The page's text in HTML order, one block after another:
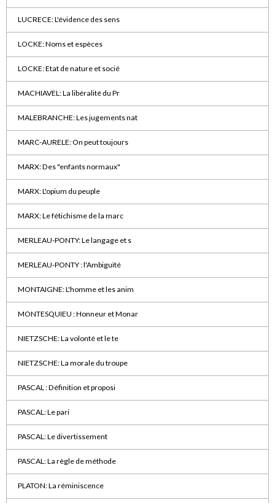
LUCRECE: L'évidence des sens
LOCKE: Noms et espèces
LOCKE: Etat de nature et socié
MACHIAVEL: La libéralité du Pr
MALEBRANCHE: Les jugements nat
MARC-AURELE: On peut toujours
MARX: Des "enfants normaux"
MARX: L'opium du peuple
MARX: Le fétichisme de la marc
MERLEAU-PONTY: Le langage et s
MERLEAU-PONTY : l'Ambiguïté
MONTAIGNE: L'homme et les anim
MONTESQUIEU : Honneur et Monar
NIETZSCHE: La volonté et le te
NIETZSCHE: La morale du troupe
PASCAL : Définition et proposi
PASCAL: Le pari
PASCAL: Le divertissement
PASCAL: La règle de méthode
PLATON: La réminiscence